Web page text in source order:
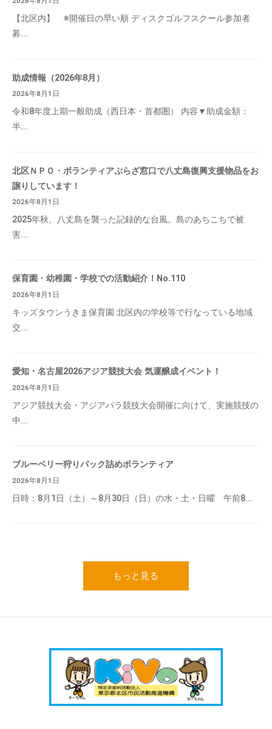
【北区内】 ※開催日の早い順 ディスクゴルフスクール参加者
募...
助成情報（2026年8月）
2026年8月1日
令和8年度上期一般助成（西日本・首都圏） 内容▼助成金額：
半...
北区ＮＰＯ・ボランティアぷらざ窓口で八丈島復興支援物品をお
譲りしています！
2026年8月1日
2025年秋、八丈島を襲った記録的な台風。島のあちこちで被
害...
保育園・幼稚園・学校での活動紹介！No.110
2026年8月1日
キッズタウンうきま保育園 北区内の学校等で行なっている地域
交...
愛知・名古屋2026アジア競技大会 気運醸成イベント！
2026年8月1日
アジア競技大会・アジアパラ競技大会開催に向けて、実施競技の
中...
ブルーベリー狩りパック詰めボランティア
2026年8月1日
日時：8月1日（土）～8月30日（日）の水・土・日曜 午前8...
もっと見る